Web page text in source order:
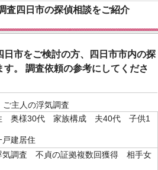
査四日市の探偵相談をご紹介
日市をご検討の方、四日市市内の探
。 調査依頼の参考にしてくださ
ご主人の浮気調査
奥様30代 家族構成 夫40代 子供1
戸建居住
気調査 不貞の証拠複数回獲得 相手女